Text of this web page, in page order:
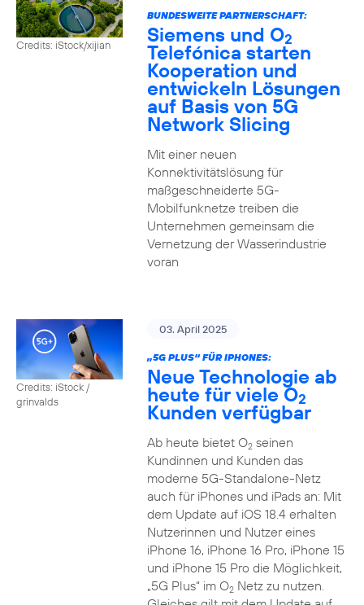
Credits: iStock/xijian
BUNDESWEITE PARTNERSCHAFT:
Siemens und O2
Telefónica starten
Kooperation und
entwickeln Lösungen
auf Basis von 5G
Network Slicing
Mit einer neuen
Konnektivitätslösung für
maßgeschneiderte 5G-
Mobilfunknetze treiben die
Unternehmen gemeinsam die
Vernetzung der Wasserindustrie
voran
Credits: iStock /
grinvalds
03. April 2025
„5G PLUS“ FÜR IPHONES:
Neue Technologie ab
heute für viele O2
Kunden verfügbar
Ab heute bietet O2seinen
Kundinnen und Kunden das
moderne 5G-Standalone-Netz
auch für iPhones und iPads an: Mit
dem Update auf iOS 18.4 erhalten
Nutzerinnen und Nutzer eines
iPhone 16, iPhone 16 Pro, iPhone 15
und iPhone 15 Pro die Möglichkeit,
„5G Plus“ im O2Netz zu nutzen.